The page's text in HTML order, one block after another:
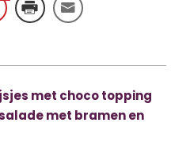
met choco topping
met bramen en